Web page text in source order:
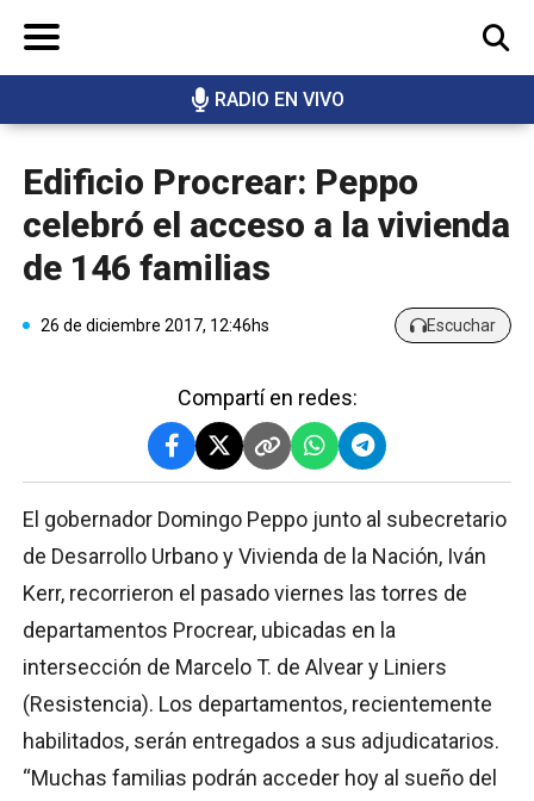
RADIO EN VIVO
BUSCAR
Edificio Procrear: Peppo
celebró el acceso a la vivienda
de 146 familias
26 de diciembre 2017, 12:46hs Escuchar
Compartí en redes:
El gobernador Domingo Peppo junto al subecretario
de Desarrollo Urbano y Vivienda de la Nación, Iván
Kerr, recorrieron el pasado viernes las torres de
departamentos Procrear, ubicadas en la
intersección de Marcelo T. de Alvear y Liniers
(Resistencia). Los departamentos, recientemente
habilitados, serán entregados a sus adjudicatarios.
“Muchas familias podrán acceder hoy al sueño del